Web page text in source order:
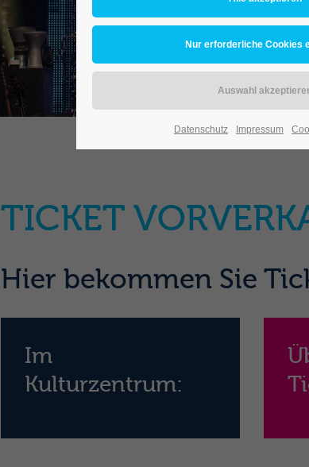
Anmelden
Register |Lost your password?
We offer support for
Mon - Fri 8:00am -
(GMT +1)
TICKET
Hier bekommen Sie
Im
Kulturzentrum:
Datenschutz Impressum